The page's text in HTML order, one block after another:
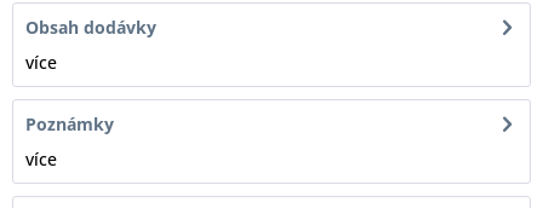
Obsah dodávky
více
Poznámky
více